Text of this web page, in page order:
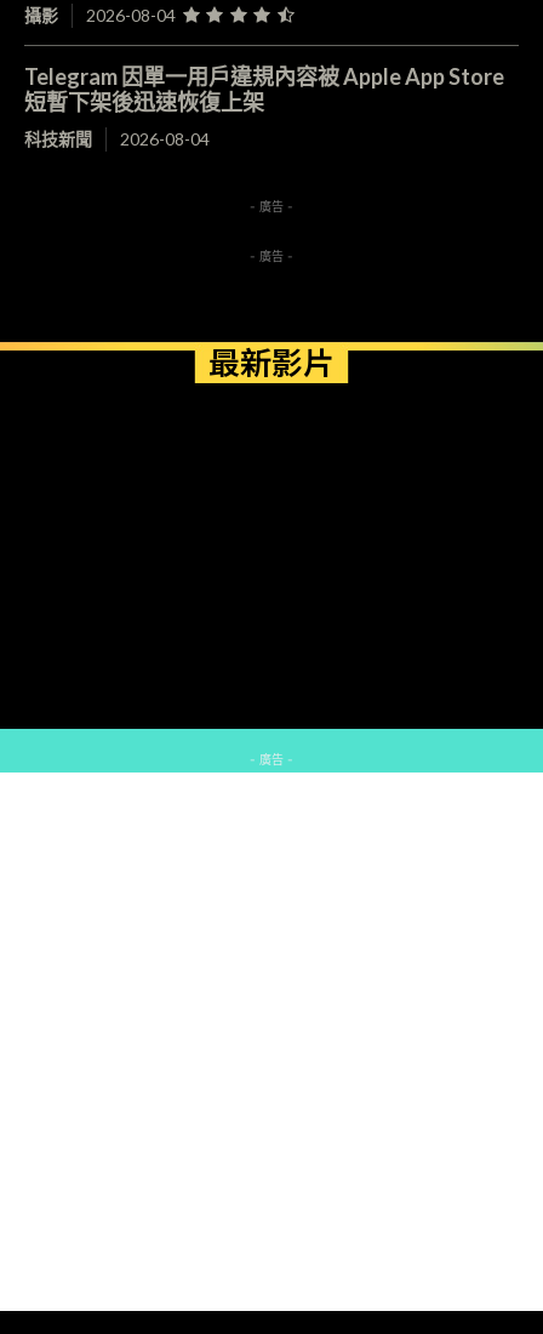
攝影 2026-08-04
Telegram 因單一用戶違規內容被 Apple App Store
短暫下架後迅速恢復上架
科技新聞 2026-08-04
- 廣告 -
- 廣告 -
最新影片
- 廣告 -